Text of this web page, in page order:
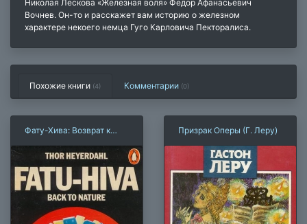
Николая Лескова «Железная воля» Федор Афанасьевич
Вочнев. Он-то и расскажет вам историю о железном
характере некоего немца Гуго Карловича Пекторалиса.
Похожие книги (4) Комментарии (0)
Фату-Хива: Возврат к
Призрак Оперы (Г. Леру)